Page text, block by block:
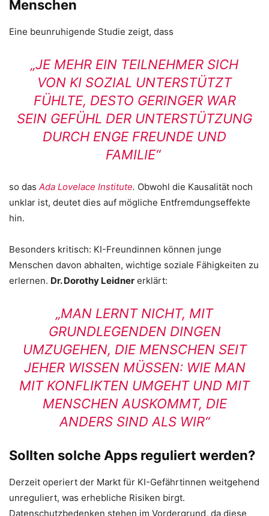
Menschen
Eine beunruhigende Studie zeigt, dass
„JE MEHR EIN TEILNEHMER SICH
VON KI SOZIAL UNTERSTÜTZT
FÜHLTE, DESTO GERINGER WAR
SEIN GEFÜHL DER UNTERSTÜTZUNG
DURCH ENGE FREUNDE UND
FAMILIE“
so das Ada Lovelace Institute. Obwohl die Kausalität noch
unklar ist, deutet dies auf mögliche Entfremdungseffekte
hin.
Besonders kritisch: KI-Freundinnen können junge
Menschen davon abhalten, wichtige soziale Fähigkeiten zu
erlernen. Dr. Dorothy Leidner erklärt:
„MAN LERNT NICHT, MIT
GRUNDLEGENDEN DINGEN
UMZUGEHEN, DIE MENSCHEN SEIT
JEHER WISSEN MÜSSEN: WIE MAN
MIT KONFLIKTEN UMGEHT UND MIT
MENSCHEN AUSKOMMT, DIE
ANDERS SIND ALS WIR“
Sollten solche Apps reguliert werden?
Derzeit operiert der Markt für KI-Gefährtinnen weitgehend
unreguliert, was erhebliche Risiken birgt.
Datenschutzbedenken stehen im Vordergrund, da diese